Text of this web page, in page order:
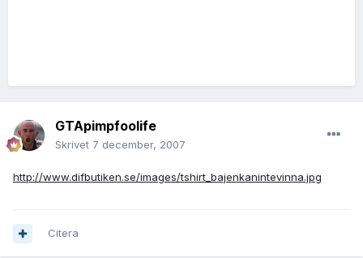
GTApimpfoolife
Skrivet 7 december, 2007
http://www.difbutiken.se/images/tshirt_bajenkanintevinna.jpg
Citera